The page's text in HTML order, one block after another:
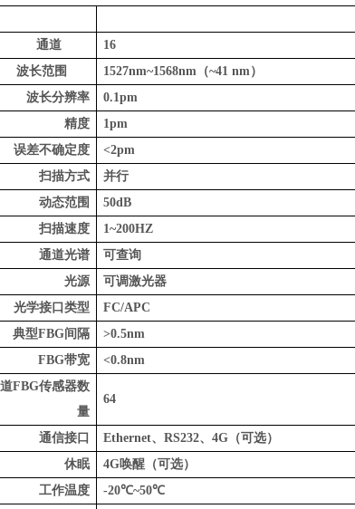
通道
16
波长范围
1527nm~1568nm （~41 nm）
波长分辨率
0.1pm
精度
1pm
误差不确定度
<2pm
扫描方式
并行
动态范围
50dB
扫描速度
1~200HZ
通道光谱
可查询
光源
可调激光器
光学接口类型
FC/APC
典型FBG 间隔
>0.5nm
FBG带宽
<0.8nm
FBG传感器数
量
64
通信接口 Ethernet、 RS232、 4G （可选）
休眠
4G唤醒（可选）
工作温度
-20℃~50℃